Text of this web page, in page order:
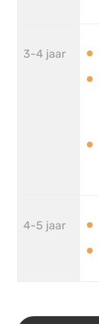
3-4 jaar
4-5 jaar